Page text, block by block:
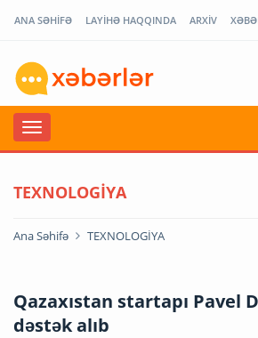
ANA SƏHİFƏ LAYİHƏ HAQQINDA ARXİV
TEXNOLOGİYA
Ana Səhifə TEXNOLOGİYA
Qazaxıstan startapı Pavel
dəstək alıb